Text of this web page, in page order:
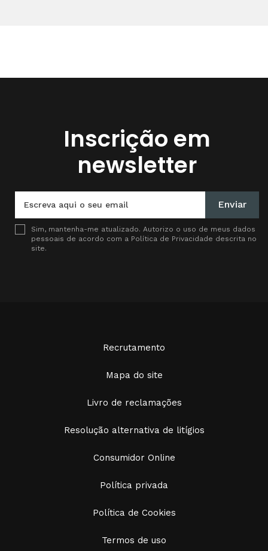
Inscrição em
newsletter
Enviar
Sim, mantenha-me atualizado. Autorizo o uso de meus dados
pessoais de acordo com a Política de Privacidade descrita no
site.
Recrutamento
Mapa do site
Livro de reclamações
Resolução alternativa de litígios
Consumidor Online
Política privada
Política de Cookies
Termos de uso